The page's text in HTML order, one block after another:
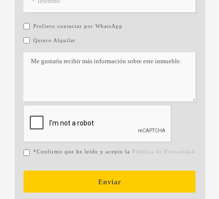
Prefiero contactar por WhatsApp
Quiero Alquilar
*Confirmo que he leído y acepto la Política de Privacidad
Enviar